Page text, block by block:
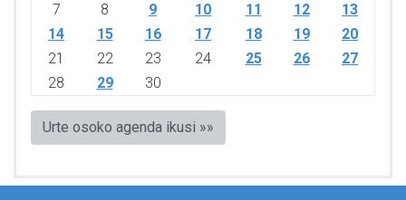
7
8 9 10 11 12
13
14
15 16 17 18 19
20
21
22 23 24 25 26
27
28
29 30
Urte osoko agenda ikusi »»